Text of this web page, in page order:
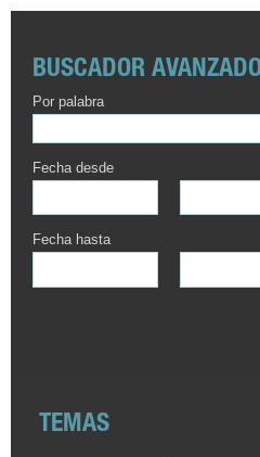
BUSCADOR
Por palabra
Fecha desde
Fecha hasta
TEMAS